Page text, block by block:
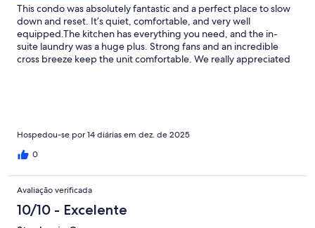
This condo was absolutely fantastic and a perfect place to slow
down and reset. It’s quiet, comfortable, and very well
equipped.The kitchen has everything you need, and the in-
suite laundry was a huge plus. Strong fans and an incredible
cross breeze keep the unit comfortable. We really appreciated
throughout the condo. Grocery prices were exactly what you’d
expect for small-town island living—no surprises. The island
itself is very friendly and welcoming.
Hospedou-se por 14 diárias em dez. de 2025
0
Avaliação verificada
10/10 - Excelente